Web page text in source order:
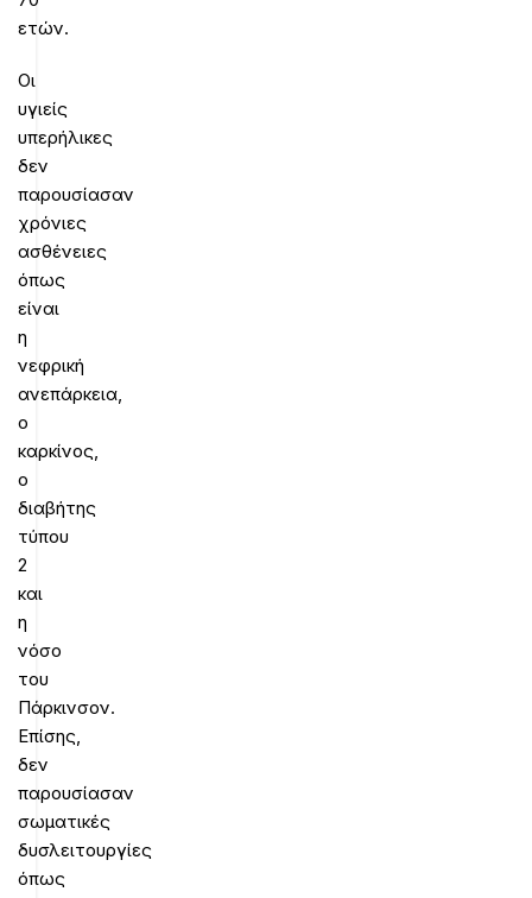
ετών.
Οι
υγιείς
υπερήλικες
δεν
παρουσίασαν
χρόνιες
ασθένειες
όπως
είναι
η
νεφρική
ανεπάρκεια,
ο
καρκίνος,
ο
διαβήτης
τύπου
2
και
η
νόσο
του
Πάρκινσον.
Επίσης,
δεν
παρουσίασαν
σωματικές
δυσλειτουργίες
όπως